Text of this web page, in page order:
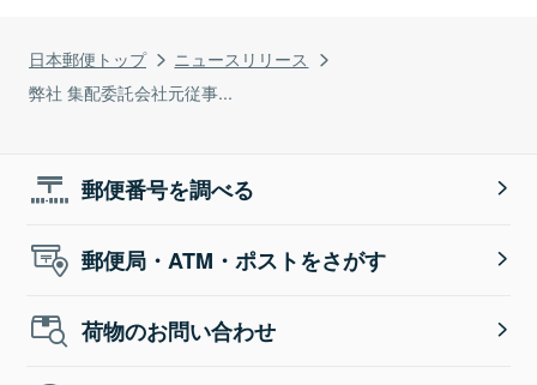
日本郵便トップ
ニュースリリース
弊社 集配委託会社元従事...
郵便番号を調べる
郵便局・ATM・ポストをさがす
荷物のお問い合わせ